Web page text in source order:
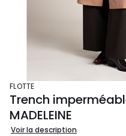
FLOTTE
Trench
MADELEINE
Voir la description